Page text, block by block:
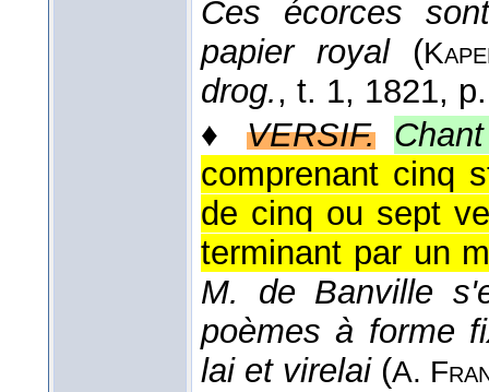
Ces écorces
papier royal(
drog., t. 1, 1821,
♦ VERSIF.
comprenant cinq
de cinq ou sept
terminant par un
M. de Banville
poèmes à forme
lai et virelai(A.